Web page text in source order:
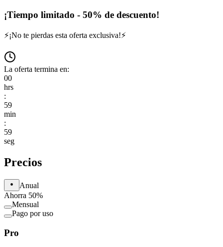
¡Tiempo limitado - 50% de descuento!
⚡¡No te pierdas esta oferta exclusiva!⚡
La oferta termina en:
00
hrs
:
59
min
:
59
seg
Precios
Anual
Ahorra 50%
Mensual
Pago por uso
Pro